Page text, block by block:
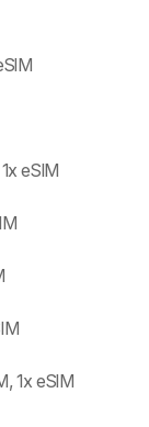
eSIM
1x eSIM